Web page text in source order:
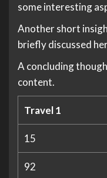
some interesting
Another short
briefly discussed
A concluding
content.
Travel 1
15
92